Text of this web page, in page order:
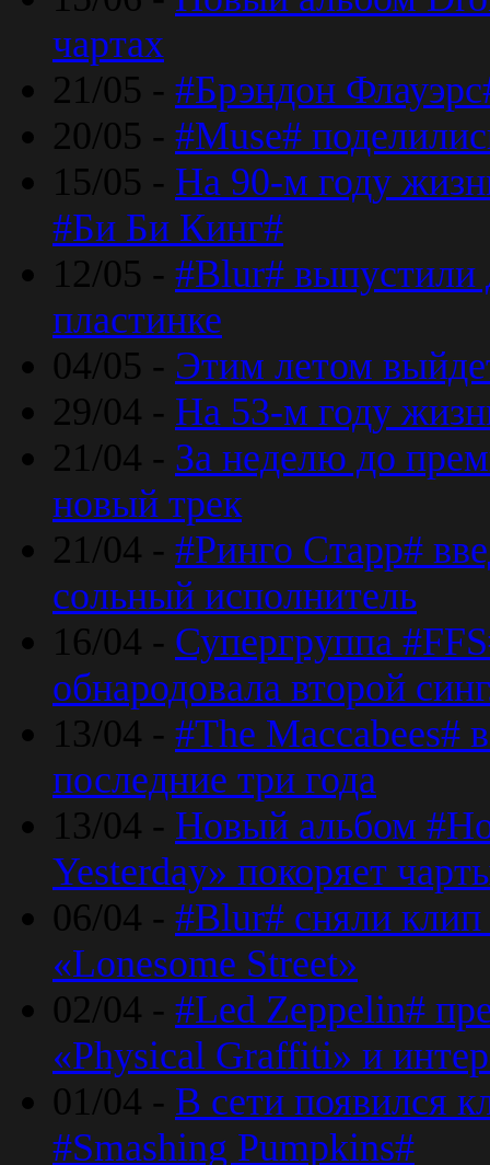
чартах
21/05 - #Брэндон
20/05 - #Muse#
15/05 - На 90-м году
#Би Би Кинг#
12/05 - #Blur# выпустили
пластинке
04/05 - Этим летом
29/04 - На 53-м году
21/04 - За неделю до
новый трек
21/04 - #Ринго Старр#
сольный исполнитель
16/04 - Супергруппа
обнародовала второй
13/04 - #The Maccabees#
последние три года
13/04 - Новый альбом
Yesterday» покоряет
06/04 - #Blur# сняли клип
«Lonesome Street»
02/04 - #Led Zeppelin#
«Physical Graffiti» и
01/04 - В сети появился
#Smashing Pumpkins#